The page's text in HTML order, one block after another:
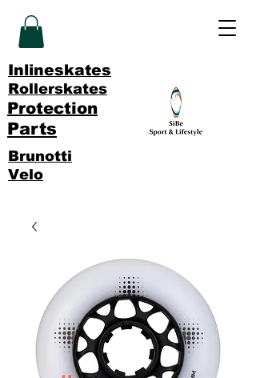
Inlineskates
Rollerskates
Protection
Parts
Brunotti
Velo